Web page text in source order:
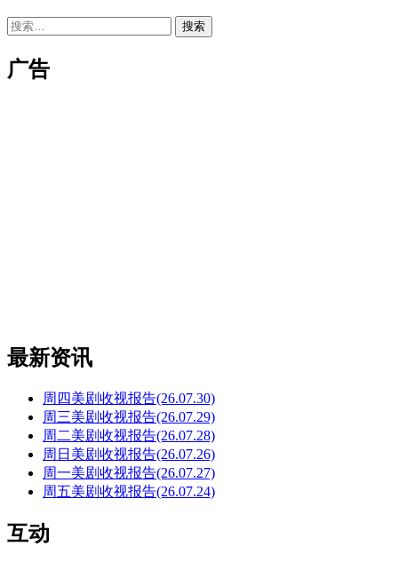
搜
广告
最新资讯
周四美剧收视报告(26.07.30)
周三美剧收视报告(26.07.29)
周二美剧收视报告(26.07.28)
周日美剧收视报告(26.07.26)
周一美剧收视报告(26.07.27)
周五美剧收视报告(26.07.24)
互动